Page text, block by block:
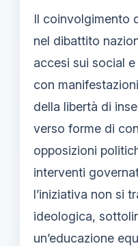
Il coinvolgimento
nel dibattito
accesi sui social
con
della libertà di
verso forme di
opposizioni
interventi
l’iniziativa non si
ideologica,
un’educazione